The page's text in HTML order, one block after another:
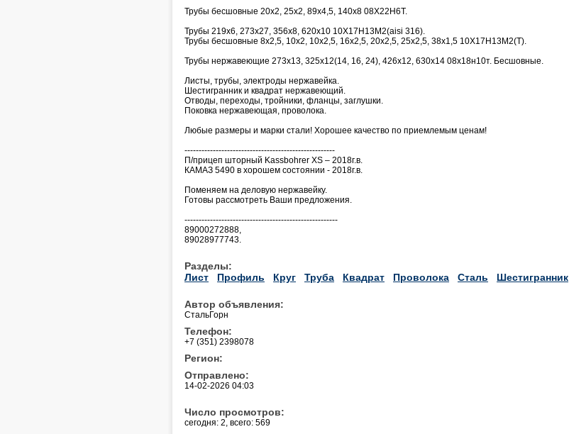
Трубы бесшовные 20х2, 25х2, 89х4,5, 140х8 08Х22Н6Т.
Трубы 219х6, 273х27, 356х8, 620х10 10Х17Н13М2(aisi 316).
Трубы бесшовные 8х2,5, 10х2, 10х2,5, 16х2,5, 20х2,5, 25х2,5, 38х1,5 10Х17Н13М2(Т).
Трубы нержавеющие 273х13, 325х12(14, 16, 24), 426х12, 630х14 08х18н10т. Бесшовные.
Листы, трубы, электроды нержавейка.
Шестигранник и квадрат нержавеющий.
Отводы, переходы, тройники, фланцы, заглушки.
Поковка нержавеющая, проволока.
Любые размеры и марки стали! Хорошее качество по приемлемым ценам!
-----------------------------------------------------
П/прицеп шторный Kassbohrer XS – 2018г.в.
КАМАЗ 5490 в хорошем состоянии - 2018г.в.
Поменяем на деловую нержавейку.
Готовы рассмотреть Ваши предложения.
------------------------------------------------------
89000272888,
89028977743.
Разделы:
Лист
Профиль Круг Труба Квадрат Проволока Сталь Шестигранник
Автор объявления:
СтальГорн
Телефон:
+7 (351) 2398078
Регион:
Отправлено:
14-02-2026 04:03
Число просмотров:
сегодня: 2, всего: 569